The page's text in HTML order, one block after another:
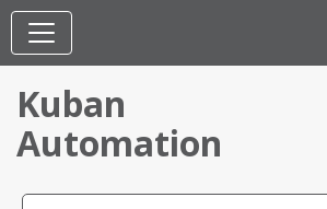
Kuban
Automation